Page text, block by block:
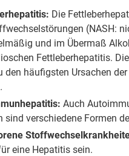
Die
(NASH:
und im Übermaß
Fettleberhepatitis.
den häufigsten Ursachen
Auch
sind verschiedene Formen
eine Hepatitis sein.